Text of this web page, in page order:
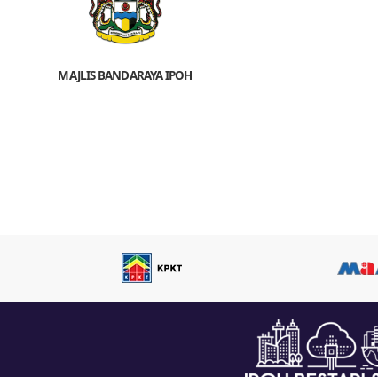
MAJLIS BANDARAYA IPOH